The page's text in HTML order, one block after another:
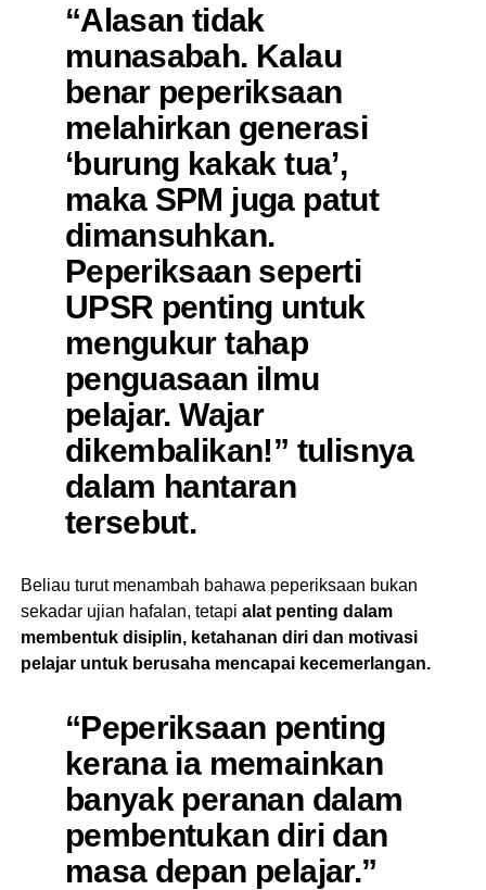
“Alasan tidak
munasabah. Kalau
benar peperiksaan
melahirkan generasi
‘burung kakak tua’,
maka SPM juga patut
dimansuhkan.
Peperiksaan seperti
UPSR penting untuk
mengukur tahap
penguasaan ilmu
pelajar. Wajar
dikembalikan!” tulisnya
dalam hantaran
tersebut.
Beliau turut menambah bahawa peperiksaan bukan
sekadar ujian hafalan, tetapi alat penting dalam
membentuk disiplin, ketahanan diri dan motivasi
pelajar untuk berusaha mencapai kecemerlangan.
“Peperiksaan penting
kerana ia memainkan
banyak peranan dalam
pembentukan diri dan
masa depan pelajar.”